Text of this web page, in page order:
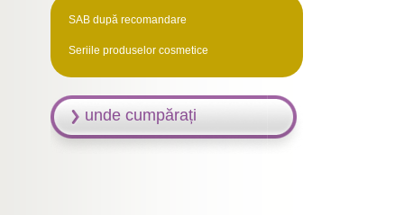
SAB după recomandare
Seriile produselor cosmetice
unde cumpărați